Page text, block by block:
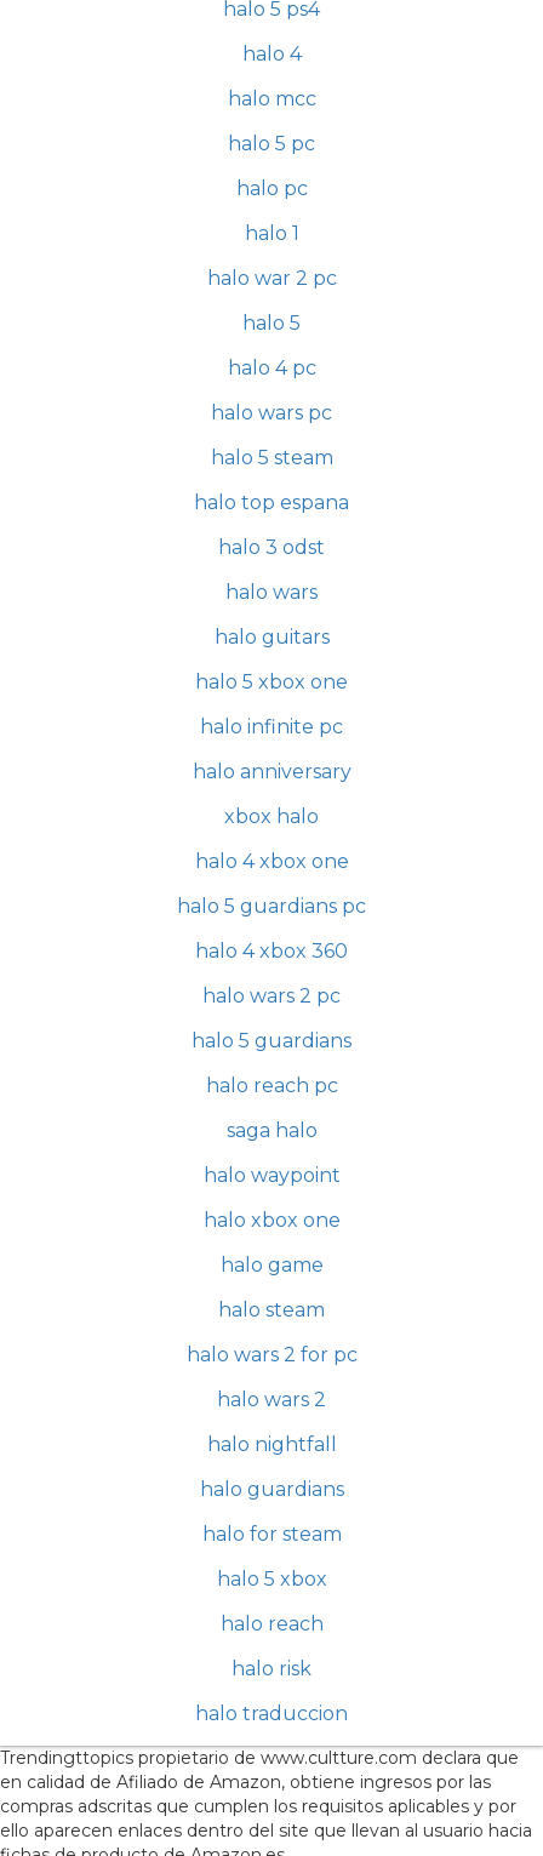
halo 5 ps4
halo 4
halo mcc
halo 5 pc
halo pc
halo 1
halo war 2 pc
halo 5
halo 4 pc
halo wars pc
halo 5 steam
halo top espana
halo 3 odst
halo wars
halo guitars
halo 5 xbox one
halo infinite pc
halo anniversary
xbox halo
halo 4 xbox one
halo 5 guardians pc
halo 4 xbox 360
halo wars 2 pc
halo 5 guardians
halo reach pc
saga halo
halo waypoint
halo xbox one
halo game
halo steam
halo wars 2 for pc
halo wars 2
halo nightfall
halo guardians
halo for steam
halo 5 xbox
halo reach
halo risk
halo traduccion
Trendingttopics propietario de www.cultture.com declara que
en calidad de Afiliado de Amazon, obtiene ingresos por las
compras adscritas que cumplen los requisitos aplicables y por
ello aparecen enlaces dentro del site que llevan al usuario hacia